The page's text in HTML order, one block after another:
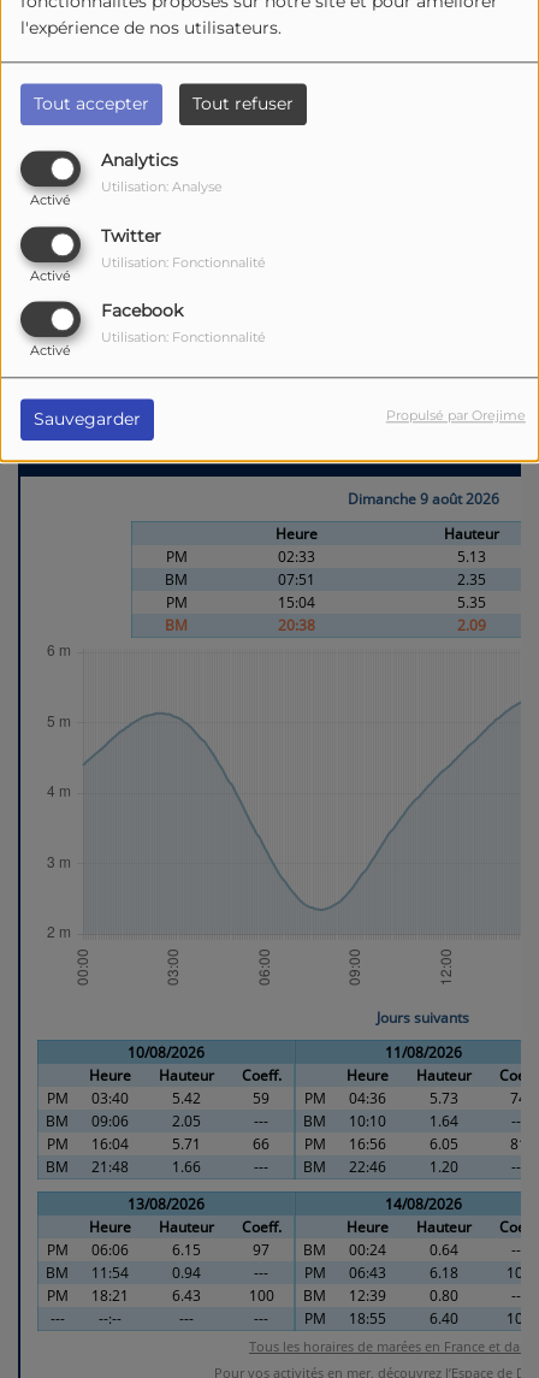
l'expérience de nos utilisateurs.
Tout accepter Tout refuser
Analytics
Activé
Utilisation: Analyse
Twitter
Activé
Utilisation: Fonctionnalité
Facebook
Activé
Utilisation: Fonctionnalité
Sauvegarder Propulsé par Orejime